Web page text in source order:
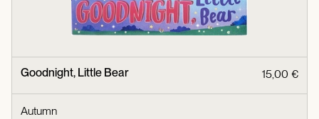
Goodnight, Little Bear 15,00 €
Autumn